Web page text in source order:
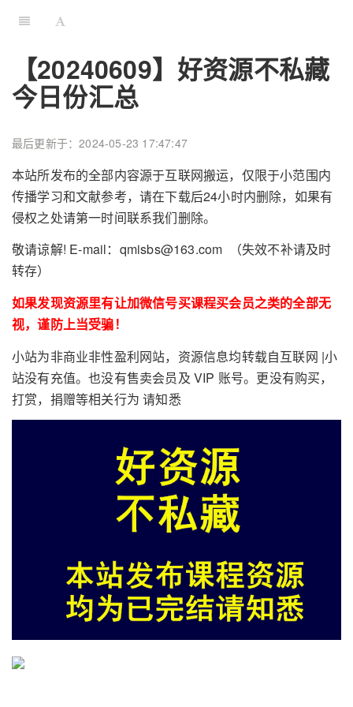
【20240609】好资源不私藏
今日份汇总
最后更新于：2024-05-23 17:47:47
本站所发布的全部内容源于互联网搬运，仅限于小范围内
传播学习和文献参考，请在下载后24小时内删除，如果有
侵权之处请第一时间联系我们删除。
敬请谅解! E-mail：qmisbs@163.com （失效不补请及时
转存）
如果发现资源里有让加微信号买课程买会员之类的全部无
视，谨防上当受骗！
小站为非商业非性盈利网站，资源信息均转载自互联网 |小
站没有充值。也没有售卖会员及 VIP 账号。更没有购买，
打赏，捐赠等相关行为 请知悉